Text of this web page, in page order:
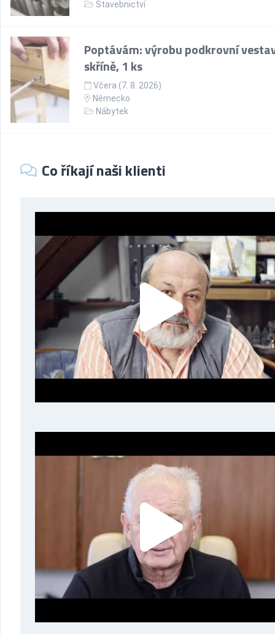
Stavebnictví
Poptávám: výrobu podkrovní
skříně, 1 ks
Včera (7. 8. 2026)
Německo
Nábytek
Co říkají naši klienti